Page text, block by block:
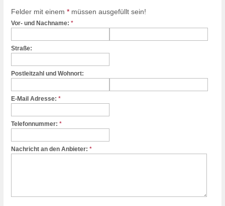
Felder mit einem * müssen ausgefüllt sein!
Vor- und Nachname: *
Straße:
Postleitzahl und Wohnort:
E-Mail Adresse: *
Telefonnummer: *
Nachricht an den Anbieter: *